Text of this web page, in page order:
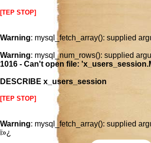
[TEP STOP]
Warning: mysql_fetch_array(): supplied
Warning: mysql_num_rows(): supplied
1016 - Can't open file:
DESCRIBE x_users_session
[TEP STOP]
Warning: mysql_fetch_array(): supplied
ï»¿